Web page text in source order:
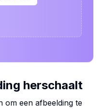
herschaalt
om een afbeelding te